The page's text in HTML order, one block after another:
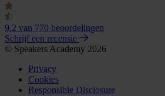
9.2 van 770 beoordelingen
Schrijf een recensie
© Speakers Academy 2026
Privacy
Cookies
Responsible Disclosure